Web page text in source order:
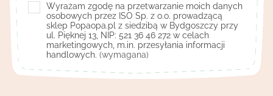
Wyrażam zgodę na przetwarzanie moich danych
osobowych przez ISO Sp. z o.o. prowadzącą
sklep Popaopa.pl z siedzibą w Bydgoszczy przy
ul. Pięknej 13, NIP: 521 36 46 272 w celach
marketingowych, m.in. przesyłania informacji
handlowych. (wymagana)